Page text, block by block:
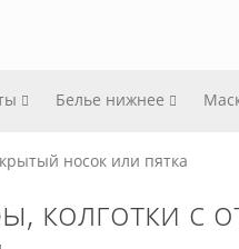
Белье нижнее
носок или пятка
колготки с